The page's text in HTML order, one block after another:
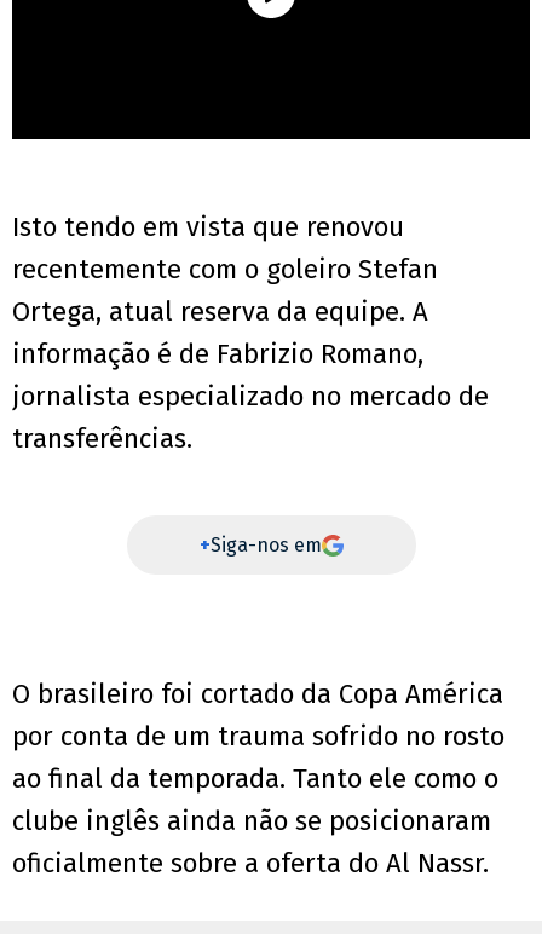
Isto tendo em vista que renovou
recentemente com o goleiro Stefan
Ortega, atual reserva da equipe. A
informação é de Fabrizio Romano,
jornalista especializado no mercado de
transferências.
+Siga-nos em
O brasileiro foi cortado da Copa América
por conta de um trauma sofrido no rosto
ao final da temporada. Tanto ele como o
clube inglês ainda não se posicionaram
oficialmente sobre a oferta do Al Nassr.